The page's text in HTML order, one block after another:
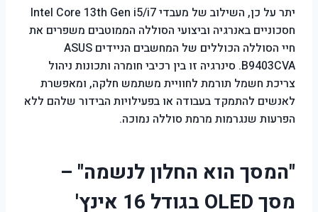
יתר על כן, השילוב של מעבדי Intel Core 13th Gen i5/i7
חסכוניים באנרגיה וביצועי הסוללה הממוטבים משפרים את
חיי הסוללה הכוללים של המחשבים הניידים ASUS
B9403CVA. סינרגיה זו בין רכיבי חומרה ותכונות ניהול
צריכת חשמל תורמת לחוויית משתמש חלקה, ומאפשרת
לאנשים להתמקד בעבודה או בפעילויות הבידור שלהם ללא
הפרעות שנגרמות מרמת סוללה נמוכה.
"המסך הוא החלון לנשמה" –
מסך OLED בגודל 16 אינץ'